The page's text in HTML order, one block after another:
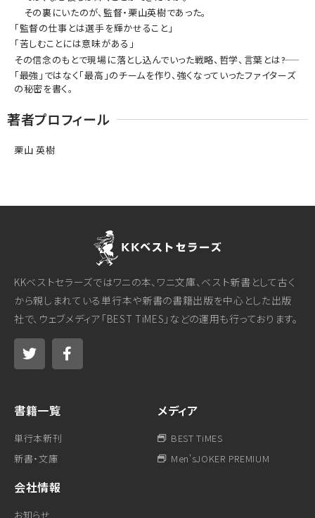
その裏にいたのが、監督・栗山英樹であった。
「監督の仕事とは選手を輝かせること」
「苦しむことには意味がある」
その信念のもとで現場に落とし込んでいった戦略、哲学、言葉とは――?
「最強」ではなく「最高」のチームを作り、強くなっていったファイターズ
の秘密を書く。
著者プロフィール
栗山 英樹
KKベストセラーズではワニの本、ワニ文庫、ベスト新書として古く
から親しまれている単行本や新書の書籍出版を中心とした出版
社で、ウェブメディア「BEST TiMES」などの運用も行っております。
書籍一覧
単行本新刊
新書・文庫
メディア
BEST TiMES
Men'sJOKER PREMIUM
会社情報
お知らせ